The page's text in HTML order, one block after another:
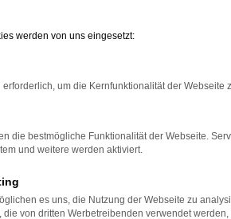
werden von uns eingesetzt:
um die Kernfunktionalität der Webseite
die bestmögliche Funktionalität der Webseite.
und weitere werden aktiviert.
es uns, die Nutzung der Webseite zu
von dritten Werbetreibenden verwendet